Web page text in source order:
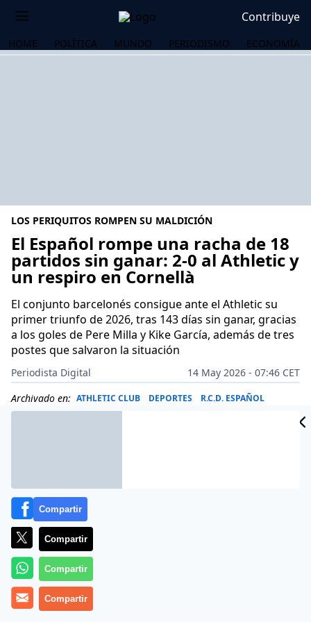
Contribuye
HOME POLÍTICA MUNDO PERIODISMO ECONOMÍA
LOS PERIQUITOS ROMPEN SU MALDICIÓN
El Español rompe una racha de 18
partidos sin ganar: 2-0 al Athletic y
un respiro en Cornellà
El conjunto barcelonés consigue ante el Athletic su
primer triunfo de 2026, tras 143 días sin ganar, gracias
a los goles de Pere Milla y Kike García, además de tres
postes que salvaron la situación
Periodista Digital
14 May 2026 - 07:46 CET
Archivado en: ATHLETIC CLUB DEPORTES R.C.D. ESPAÑOL
Compartir
Compartir
Compartir
Compartir